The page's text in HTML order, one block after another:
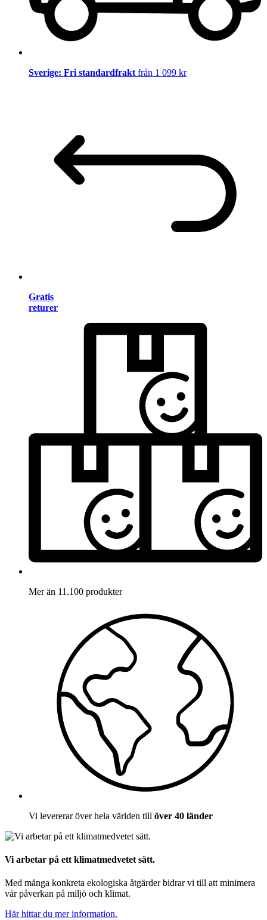
Sverige: Fri standardfrakt från 1 099 kr
Gratis
returer
Mer än 11.100 produkter
Vi levererar över hela världen till över 40 länder
Vi arbetar på ett klimatmedvetet sätt.
Med många konkreta ekologiska åtgärder bidrar vi till att minimera
vår påverkan på miljö och klimat.
Här hittar du mer information.